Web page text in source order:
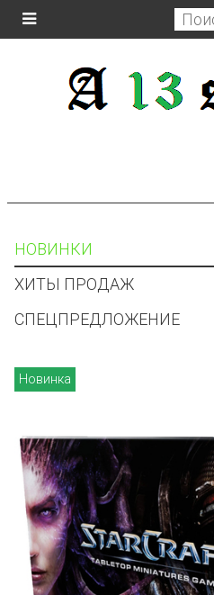
НОВИНКИ
ХИТЫ ПРОДАЖ
СПЕЦПРЕДЛОЖЕНИЕ
Новинка